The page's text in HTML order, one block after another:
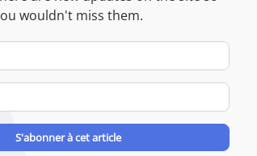
wouldn't miss them.
Name
mail
Address
S'abonner à cet article